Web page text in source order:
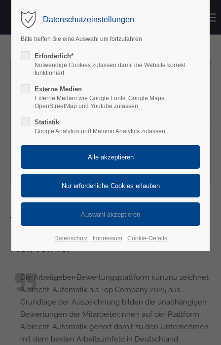
Top Company 2025 –
kununu
Die Arbeitgeber-Bewertungsplattform kununu zeichnet
Albrecht-Automatik als Top Company 2025 aus.
Grundlage der Auszeichnung bilden die unabhängigen
Bewertungen der Mitarbeiter:innen auf der Plattform.
Albrecht-Automatik gehört damit zu den Unternehmen
mit dem besten Arbeitsumfeld in Deutschland.
Datenschutzeinstellungen
Bitte treffen Sie eine Auswahl um fortzufahren
Erforderlich*
Notwendige Cookies zulassen damit die Website korrekt
funktioniert
Externe Medien
Externe Medien wie Google Fonts, Google Maps,
OpenStreetMap und Youtube zulassen
Statistik
Google Analytics und Matomo Analytics zulassen
Datenschutz Impressum Cookie-Details